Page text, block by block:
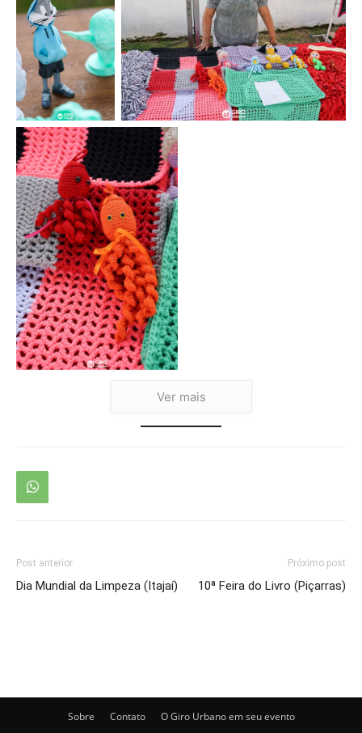
Ver mais
Post anterior
Dia Mundial da Limpeza (Itajaí)
Próximo post
10ª Feira do Livro (Piçarras)
Sobre Contato O Giro Urbano em seu evento